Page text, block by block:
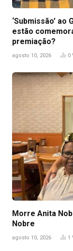
‘Submissão’
estão
premiação?
agosto 10, 2026 0
Morre Anita
Nobre
agosto 10, 2026 1